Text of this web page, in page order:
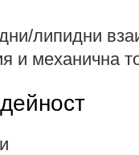
липидни
и механична